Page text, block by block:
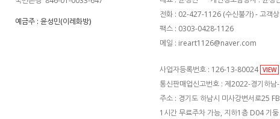
예금주 : 윤성민(이레화방)
전화 : 02-427-1126 (수신불가) - 고객
팩스 : 0303-0428-1126
메일 : ireart1126@naver.com
사업자등록번호 : 126-13-80024 VIEW
통신판매업신고번호 : 제2022-경기하
주소 : 경기도 하남시 미사강변서로25
1시간 무료주차 가능, 지하1층 D04 기